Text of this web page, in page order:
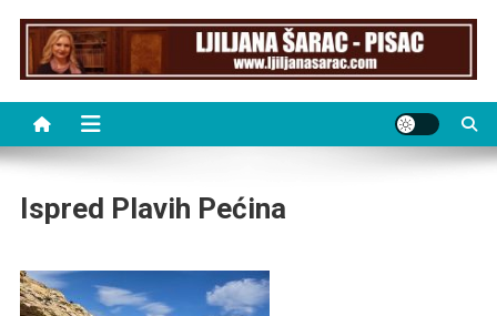
Ispred Plavih Pećina